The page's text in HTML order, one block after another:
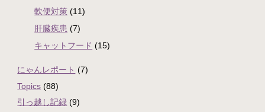
軟便対策 (11)
肝臓疾患 (7)
キャットフード (15)
にゃんレポート (7)
Topics (88)
引っ越し記録 (9)